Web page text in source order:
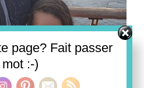
page? Fait passer
:-)